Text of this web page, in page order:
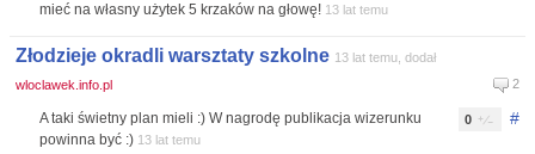
mieć na własny użytek 5 krzaków na głowę! 13 lat temu
Złodzieje okradli warsztaty szkolne 13 lat temu, dodał
wloclawek.info.pl
2
#
0
A taki świetny plan mieli :) W nagrodę publikacja wizerunku
powinna być :) 13 lat temu